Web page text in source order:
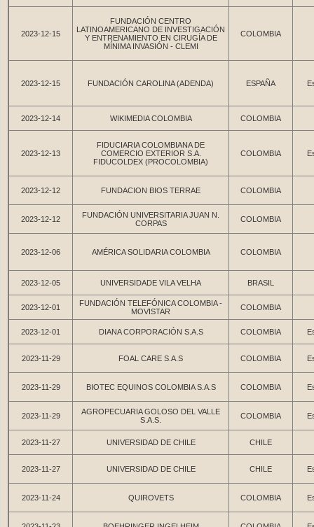
2023-12-15
FUNDACIÓN CENTRO
LATINOAMERICANO DE INVESTIGACIÓN
Y ENTRENAMIENTO EN CIRUGÍA DE
MÍNIMA INVASIÓN - CLEMI
COLOMBIA
2023-12-15 FUNDACIÓN CAROLINA (ADENDA) ESPAÑA
2023-12-14 WIKIMEDIA COLOMBIA COLOMBIA
2023-12-13
FIDUCIARIA COLOMBIANA DE
COMERCIO EXTERIOR S.A.
FIDUCOLDEX (PROCOLOMBIA)
COLOMBIA
2023-12-12 FUNDACION BIOS TERRAE COLOMBIA
2023-12-12
FUNDACIÓN UNIVERSITARIA JUAN N.
CORPAS
COLOMBIA
2023-12-06 AMÉRICA SOLIDARIA COLOMBIA COLOMBIA
2023-12-05 UNIVERSIDADE VILA VELHA BRASIL
2023-12-01
FUNDACIÓN TELEFÓNICA COLOMBIA -
MOVISTAR
COLOMBIA
2023-12-01 DIANA CORPORACIÓN S.A.S COLOMBIA
2023-11-29 FOAL CARE S.A.S COLOMBIA
2023-11-29 BIOTEC EQUINOS COLOMBIA S.A.S COLOMBIA
2023-11-29
AGROPECUARIA GOLOSO DEL VALLE
S.A.S.
COLOMBIA
2023-11-27 UNIVERSIDAD DE CHILE CHILE
2023-11-27 UNIVERSIDAD DE CHILE CHILE
2023-11-24 QUIROVETS COLOMBIA